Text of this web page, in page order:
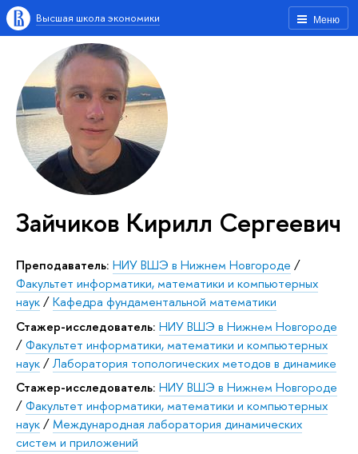
Меню
Высшая школа экономики
Зайчиков Кирилл Сергеевич
Преподаватель: НИУ ВШЭ в Нижнем Новгороде /
Факультет информатики, математики и компьютерных
наук/Кафедра фундаментальной математики
Стажер-исследователь: НИУ ВШЭ в Нижнем Новгороде
/Факультет информатики, математики и компьютерных
наук/Лаборатория топологических методов в динамике
Стажер-исследователь: НИУ ВШЭ в Нижнем Новгороде
/Факультет информатики, математики и компьютерных
наук/Международная лаборатория динамических
систем и приложений